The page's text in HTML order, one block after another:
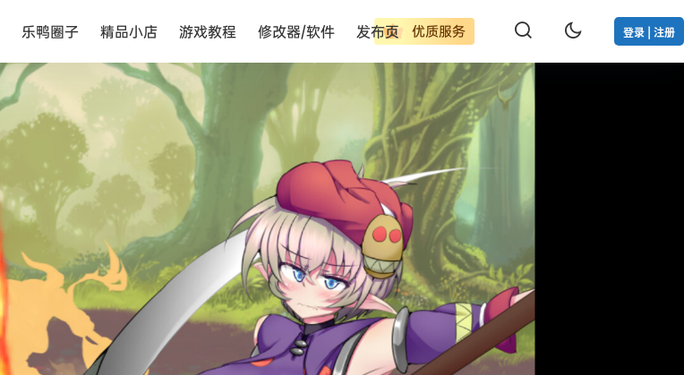
优质服务 登录 | 注册
乐鸭圈子 精品小店 游戏教程 修改器/软件 发布页